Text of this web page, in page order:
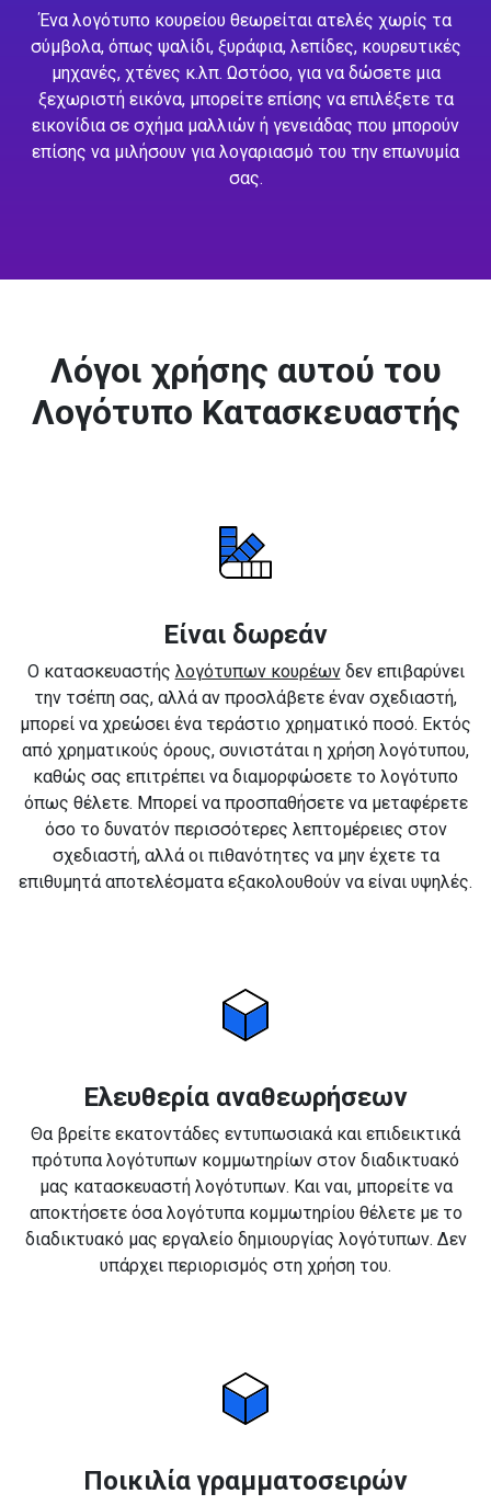
Ένα λογότυπο κουρείου θεωρείται ατελές χωρίς τα
σύμβολα, όπως ψαλίδι, ξυράφια, λεπίδες, κουρευτικές
μηχανές, χτένες κ.λπ. Ωστόσο, για να δώσετε μια
ξεχωριστή εικόνα, μπορείτε επίσης να επιλέξετε τα
εικονίδια σε σχήμα μαλλιών ή γενειάδας που μπορούν
επίσης να μιλήσουν για λογαριασμό του την επωνυμία
σας.
Λόγοι χρήσης αυτού του
Λογότυπο Κατασκευαστής
Είναι δωρεάν
Ο κατασκευαστής λογότυπων κουρέωνδεν επιβαρύνει
την τσέπη σας, αλλά αν προσλάβετε έναν σχεδιαστή,
μπορεί να χρεώσει ένα τεράστιο χρηματικό ποσό. Εκτός
από χρηματικούς όρους, συνιστάται η χρήση λογότυπου,
καθώς σας επιτρέπει να διαμορφώσετε το λογότυπο
όπως θέλετε. Μπορεί να προσπαθήσετε να μεταφέρετε
όσο το δυνατόν περισσότερες λεπτομέρειες στον
σχεδιαστή, αλλά οι πιθανότητες να μην έχετε τα
επιθυμητά αποτελέσματα εξακολουθούν να είναι υψηλές.
Ελευθερία αναθεωρήσεων
Θα βρείτε εκατοντάδες εντυπωσιακά και επιδεικτικά
πρότυπα λογότυπων κομμωτηρίων στον διαδικτυακό
μας κατασκευαστή λογότυπων. Και ναι, μπορείτε να
αποκτήσετε όσα λογότυπα κομμωτηρίου θέλετε με το
διαδικτυακό μας εργαλείο δημιουργίας λογότυπων. Δεν
υπάρχει περιορισμός στη χρήση του.
Ποικιλία γραμματοσειρών